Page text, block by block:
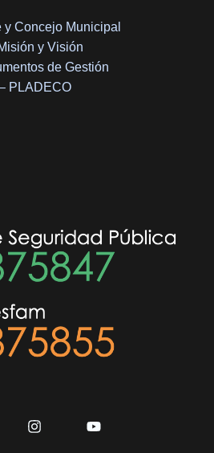
y Concejo Municipal
y Visión
de Gestión
PLADECO